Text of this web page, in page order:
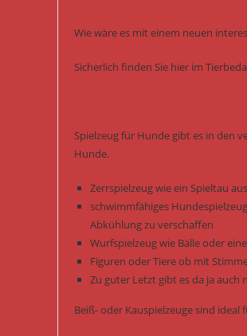
Wie wäre es mit einem neuen
Sicherlich finden Sie hier im
Spielzeug für Hunde gibt es in den
Hunde.
Zerrspielzeug wie ein Spieltau
schwimmfähiges
Abkühlung zu verschaffen
Wurfspielzeug wie Bälle oder
Figuren oder Tiere ob mit
Zu guter Letzt gibt es da ja auch
Beiß- oder Kauspielzeuge sind